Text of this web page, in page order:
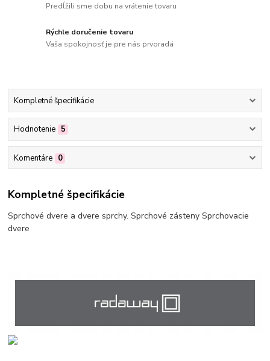
Predĺžili sme dobu na vrátenie tovaru
Rýchle doručenie tovaru
Vaša spokojnosť je pre nás prvoradá
Kompletné špecifikácie
Hodnotenie 5
Komentáre 0
Kompletné špecifikácie
Sprchové dvere a dvere sprchy. Sprchové zásteny Sprchovacie
dvere